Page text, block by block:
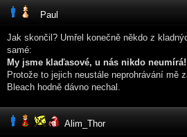
Paul
Jak skončil? Umřel konečně někdo z
samé:
My jsme klaďasové, u nás nikdo neumírá!
Protože to jejich neustále neprohrávání mě
Bleach hodně dávno nechal.
Alim_Thor